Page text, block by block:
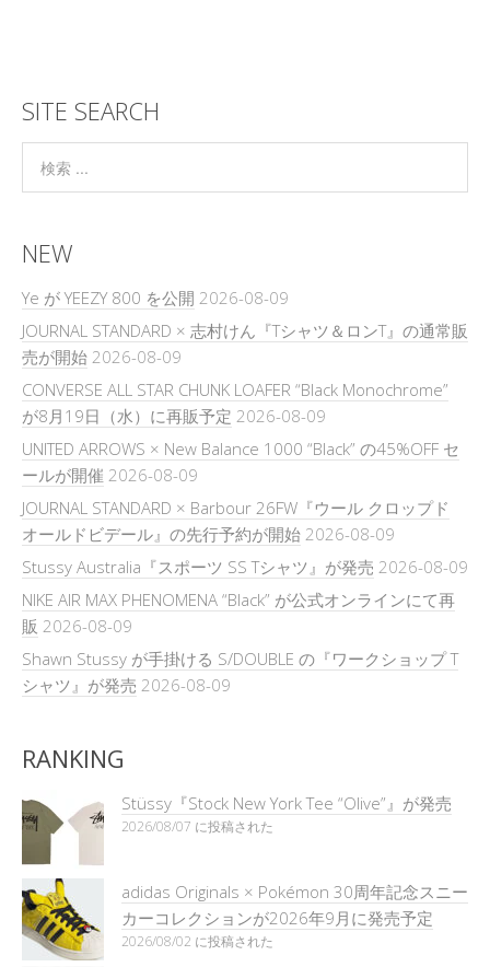
SITE SEARCH
NEW
Ye が YEEZY 800 を公開 2026-08-09
JOURNAL STANDARD × 志村けん『Tシャツ＆ロンT』の通常販
売が開始 2026-08-09
CONVERSE ALL STAR CHUNK LOAFER “Black Monochrome”
が8月19日（水）に再販予定 2026-08-09
UNITED ARROWS × New Balance 1000 “Black” の45%OFF セ
ールが開催 2026-08-09
JOURNAL STANDARD × Barbour 26FW『ウール クロップド
オールドビデール』の先行予約が開始 2026-08-09
Stussy Australia『スポーツ SS Tシャツ』が発売 2026-08-09
NIKE AIR MAX PHENOMENA “Black” が公式オンラインにて再
販 2026-08-09
Shawn Stussy が手掛ける S/DOUBLE の『ワークショップ T
シャツ』が発売 2026-08-09
RANKING
Stüssy『Stock New York Tee “Olive”』が発売
2026/08/07 に投稿された
adidas Originals × Pokémon 30周年記念スニー
カーコレクションが2026年9月に発売予定
2026/08/02 に投稿された